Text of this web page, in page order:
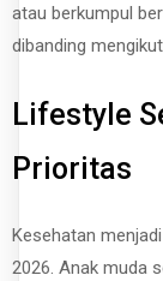
atau berkumpul
dibanding
Lifestyle
Prioritas
Kesehatan
2026. Anak muda